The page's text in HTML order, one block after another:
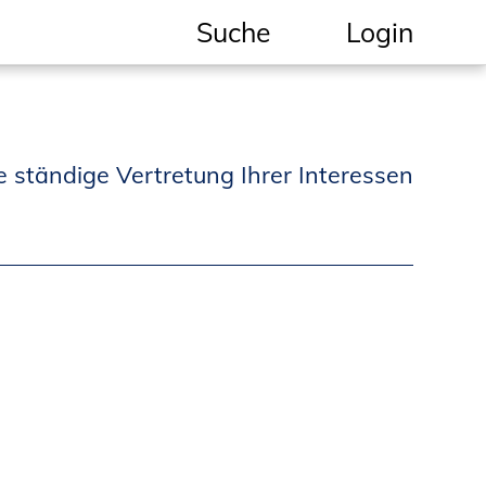
Suche
Informationen für
Login
ständige Vertretung Ihrer Interessen